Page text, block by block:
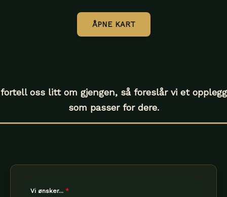
ÅPNE KART
fortell oss litt om gjengen, så foreslår vi et opplegg
som passer for dere.
Vi ønsker... *